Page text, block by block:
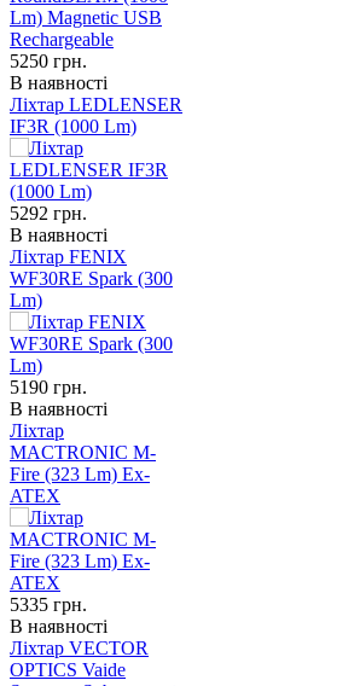
5250 грн.
В наявності
Ліхтар LEDLENSER
IF3R (1000 Lm)
5292 грн.
В наявності
Ліхтар FENIX
WF30RE Spark (300
Lm)
5190 грн.
В наявності
Ліхтар
MACTRONIC M-
Fire (323 Lm) Ex-
ATEX
5335 грн.
В наявності
Ліхтар VECTOR
OPTICS Vaide